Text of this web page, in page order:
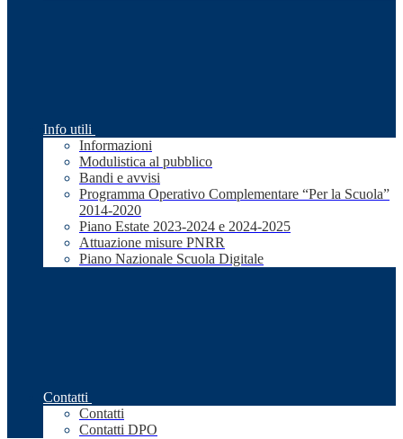
Info utili
Informazioni
Modulistica al pubblico
Bandi e avvisi
Programma Operativo Complementare “Per la Scuola”
2014-2020
Piano Estate 2023-2024 e 2024-2025
Attuazione misure PNRR
Piano Nazionale Scuola Digitale
Contatti
Contatti
Contatti DPO